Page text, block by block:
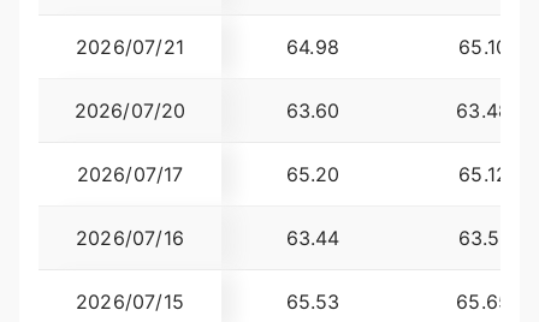
2026/07/21 64.98 65.1000
2026/07/20 63.60 63.4800
2026/07/17 65.20 65.1200
2026/07/16 63.44 63.5100
2026/07/15 65.53 65.6500